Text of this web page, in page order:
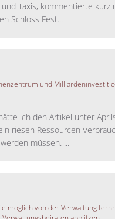
Taxis, kommentierte kurz
Schloss Fest...
und
ich den Artikel unter
riesen Ressourcen
müssen. ...
möglich von der Verwaltung